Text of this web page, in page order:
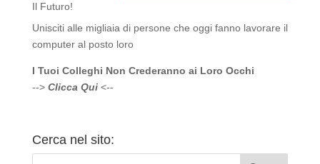
Il Futuro!
Unisciti alle migliaia di persone che oggi fanno lavorare il
computer al posto loro
I Tuoi Colleghi Non Crederanno ai Loro Occhi
--> Clicca Qui<--
Cerca nel sito: